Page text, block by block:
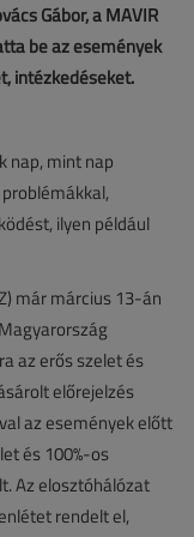
Gábor, a MAVIR
be az események
intézkedéseket.
nap, mint nap
ilyen például
már március 13-án
az erős szelet és
előrejelzés
az események előtt
és 100%-os
Az elosztóhálózat
rendelt el,